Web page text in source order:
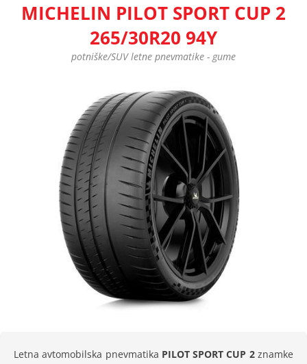
MICHELIN PILOT SPORT CUP 2
265/30R20 94Y
potniške/SUV letne pnevmatike - gume
Letna avtomobilska pnevmatika PILOT SPORT CUP 2znamke